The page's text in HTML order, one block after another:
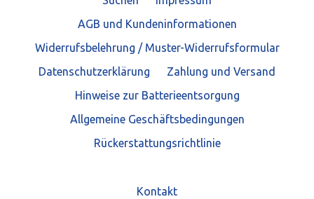
AGB und Kundeninformationen
Widerrufsbelehrung / Muster-Widerrufsformular
Datenschutzerklärung
Zahlung und Versand
Hinweise zur Batterieentsorgung
Allgemeine Geschäftsbedingungen
Rückerstattungsrichtlinie
Kontakt